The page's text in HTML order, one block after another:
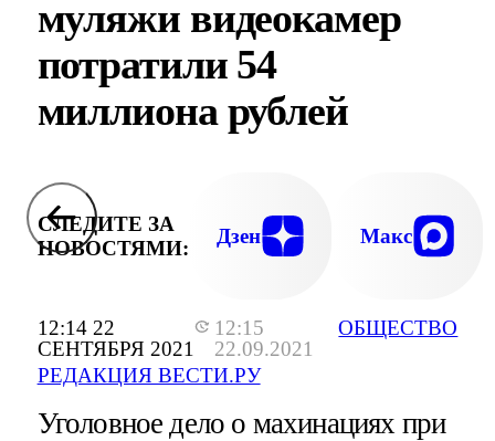
12:14 22
СЕНТЯБРЯ 2021
12:15
22.09.2021
РЕДАКЦИЯ ВЕСТИ.РУ
ОБЩЕСТВО
муляжи видеокамер
потратили 54
миллиона рублей
СЛЕДИТЕ ЗА
НОВОСТЯМИ:
Дзен Макс
Уголовное дело о махинациях при